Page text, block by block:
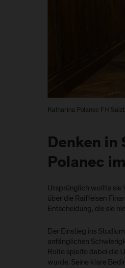
Katharina Polanec FH
Denken in
Polanec
Ursprünglich wollte sie
über die Raiffeisen
Entscheidung, die sie
Der Einstieg ins
anfänglichen
Rolle spielte dabei die
wurde. Seine klare